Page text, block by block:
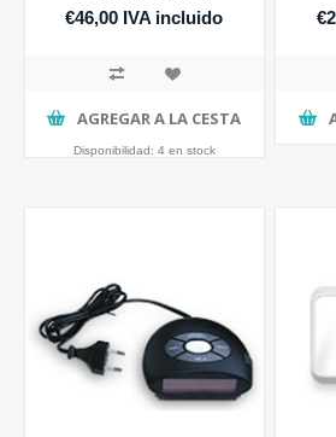
€46,00 IVA incluido
AGREGAR A LA CESTA
Disponibilidad: 4 en stock